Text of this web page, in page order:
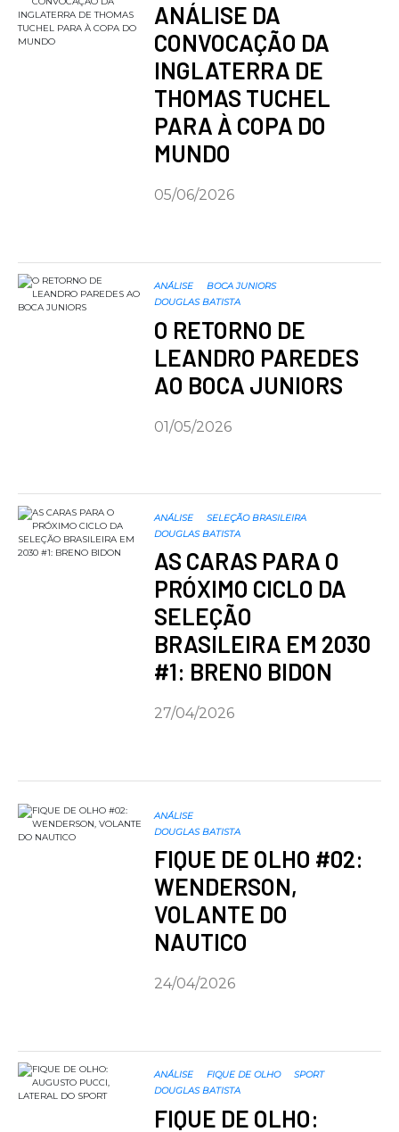
ANÁLISE DA
CONVOCAÇÃO DA
INGLATERRA DE
THOMAS TUCHEL
PARA À COPA DO
MUNDO
05/06/2026
ANÁLISE
BOCA JUNIORS
DOUGLAS BATISTA
O RETORNO DE
LEANDRO PAREDES
AO BOCA JUNIORS
01/05/2026
ANÁLISE
SELEÇÃO BRASILEIRA
DOUGLAS BATISTA
AS CARAS PARA O
PRÓXIMO CICLO DA
SELEÇÃO
BRASILEIRA EM 2030
#1: BRENO BIDON
27/04/2026
ANÁLISE
DOUGLAS BATISTA
FIQUE DE OLHO #02:
WENDERSON,
VOLANTE DO
NAUTICO
24/04/2026
ANÁLISE FIQUE DE OLHO
SPORT
DOUGLAS BATISTA
FIQUE DE OLHO: